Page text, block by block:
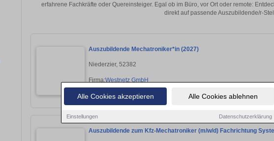
Alle Cookies akzeptieren Alle Cookies ablehnen
Einstellungen Datenschutzerklärung
erfahrene Fachkräfte oder Quereinsteiger. Egal ob im Büro, vor Ort oder remote:
direkt auf passende Auszubildende/r-
Auszubildende Mechatroniker*in (2027)
Niederzier, 52382
Firma:Westnetz GmbH
Auszubildende zum Kfz-Mechatroniker (m/w/d) Fachrichtung